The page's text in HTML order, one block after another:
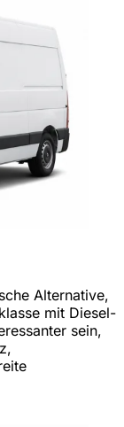
Alternative,
mit Diesel-
sein,